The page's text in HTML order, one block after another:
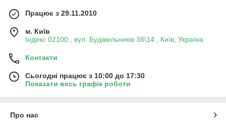
Працює з 29.11.2010
м. Київ
Індекс 02100 , вул. Будівельників 38\14 , Київ, Україна
Контакти
Сьогодні працює з 10:00 до 17:30
Показати весь графік роботи
Про нас